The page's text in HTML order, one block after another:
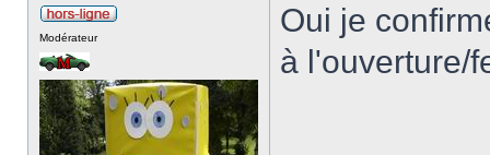
Modérateur
Oui je
à l'ouverture/